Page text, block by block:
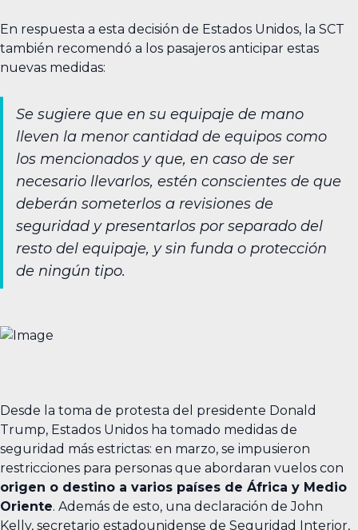
En respuesta a esta decisión de Estados Unidos, la SCT
también recomendó a los pasajeros anticipar estas
nuevas medidas:
Se sugiere que en su equipaje de mano
lleven la menor cantidad de equipos como
los mencionados y que, en caso de ser
necesario llevarlos, estén conscientes de que
deberán someterlos a revisiones de
seguridad y presentarlos por separado del
resto del equipaje, y sin funda o protección
de ningún tipo.
Desde la toma de protesta del presidente Donald
Trump, Estados Unidos ha tomado medidas de
seguridad más estrictas: en marzo, se impusieron
restricciones para personas que abordaran vuelos con
origen o destino a varios países de África y Medio
Oriente. Además de esto, una declaración de John
Kelly, secretario estadounidense de Seguridad Interior,